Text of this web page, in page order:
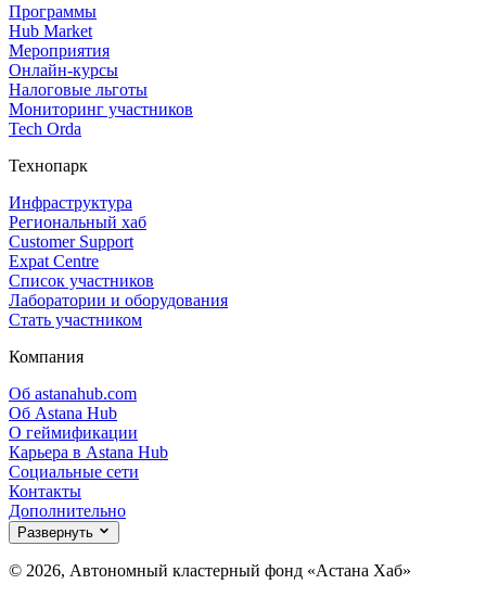
Программы
Hub Market
Мероприятия
Онлайн‑курсы
Налоговые льготы
Мониторинг участников
Tech Orda
Технопарк
Инфраструктура
Региональный хаб
Customer Support
Expat Centre
Список участников
Лаборатории и оборудования
Стать участником
Компания
Об astanahub.com
Об Astana Hub
О геймификации
Карьера в Astana Hub
Социальные сети
Контакты
Дополнительно
Развернуть
© 2026, Автономный кластерный фонд «Астана Хаб»